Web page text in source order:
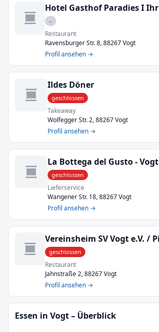
–
Restaurant
Ravensburger Str. 8, 88267 Vogt
Profil ansehen →
Ildes Döner
geschlossen
Takeaway
Wolfegger Str. 2, 88267 Vogt
Profil ansehen →
La Bottega del Gusto - Vogt
geschlossen
Lieferservice
Wangener Str. 18, 88267 Vogt
Profil ansehen →
geschlossen
Restaurant
Jahnstraße 2, 88267 Vogt
Profil ansehen →
Essen in Vogt – Überblick